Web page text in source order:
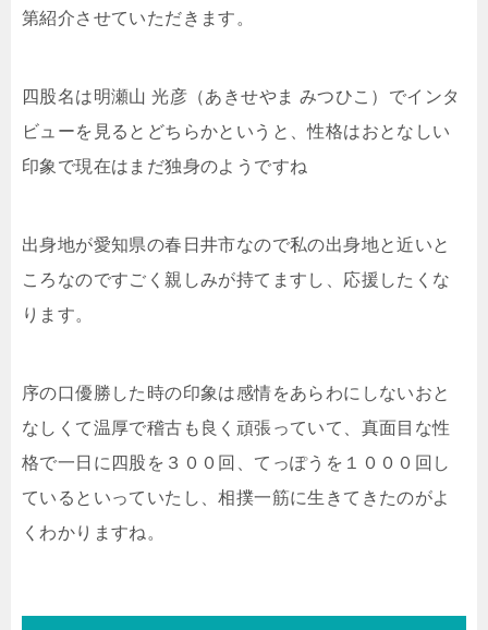
第紹介させていただきます。
四股名は明瀬山 光彦（あきせやま みつひこ）でインタ
ビューを見るとどちらかというと、性格はおとなしい
印象で現在はまだ独身のようですね
出身地が愛知県の春日井市なので私の出身地と近いと
ころなのですごく親しみが持てますし、応援したくな
ります。
序の口優勝した時の印象は感情をあらわにしないおと
なしくて温厚で稽古も良く頑張っていて、真面目な性
格で一日に四股を３００回、てっぽうを１０００回し
ているといっていたし、相撲一筋に生きてきたのがよ
くわかりますね。